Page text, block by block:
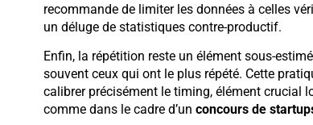
recommande de limiter les données à celles
un déluge de statistiques contre-productif.
Enfin, la répétition reste un élément sous-
souvent ceux qui ont le plus répété. Cette
calibrer précisément le timing, élément crucial
comme dans le cadre d’un concours de